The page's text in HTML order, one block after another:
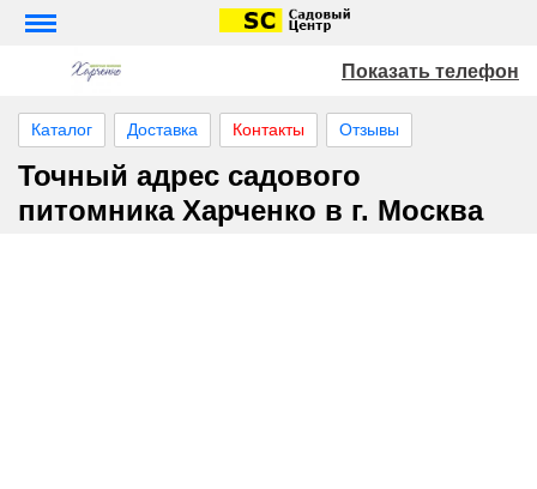
Показать телефон
Каталог Доставка Контакты Отзывы
Точный адрес садового
питомника Харченко в г. Москва